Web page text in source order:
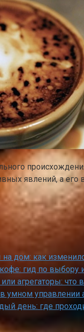
явлений, а его
дом: как
гид по выбору
агрегаторы: что
умном управлении
день: где